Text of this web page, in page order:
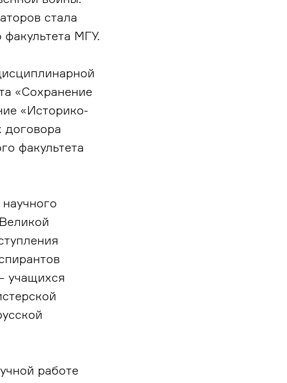
стала
МГУ.
«Сохранение
«Историко-
договора
факультета
учащихся
работе